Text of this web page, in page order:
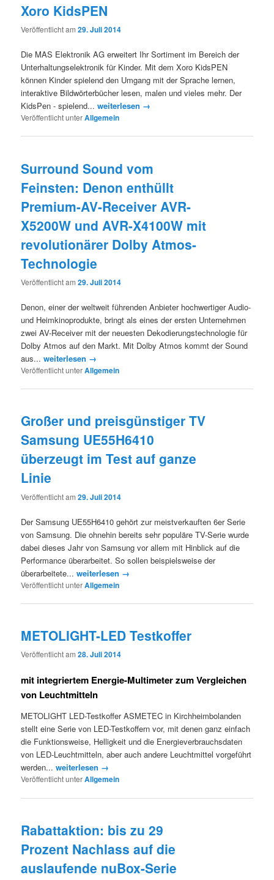
Xoro KidsPEN
Veröffentlicht am29. Juli 2014
Die MAS Elektronik AG erweitert Ihr Sortiment im Bereich der
Unterhaltungselektronik für Kinder. Mit dem Xoro KidsPEN
können Kinder spielend den Umgang mit der Sprache lernen,
interaktive Bildwörterbücher lesen, malen und vieles mehr. Der
KidsPen - spielend...weiterlesen →
Veröffentlicht unterAllgemein
Surround Sound vom
Feinsten: Denon enthüllt
Premium-AV-Receiver AVR-
X5200W und AVR-X4100W mit
revolutionärer Dolby Atmos-
Technologie
Veröffentlicht am29. Juli 2014
Denon, einer der weltweit führenden Anbieter hochwertiger Audio-
und Heimkinoprodukte, bringt als eines der ersten Unternehmen
zwei AV-Receiver mit der neuesten Dekodierungstechnologie für
Dolby Atmos auf den Markt. Mit Dolby Atmos kommt der Sound
aus...weiterlesen →
Veröffentlicht unterAllgemein
Großer und preisgünstiger TV
Samsung UE55H6410
überzeugt im Test auf ganze
Linie
Veröffentlicht am29. Juli 2014
Der Samsung UE55H6410 gehört zur meistverkauften 6er Serie
von Samsung. Die ohnehin bereits sehr populäre TV-Serie wurde
dabei dieses Jahr von Samsung vor allem mit Hinblick auf die
Performance überarbeitet. So sollen beispielsweise der
überarbeitete...weiterlesen →
Veröffentlicht unterAllgemein
METOLIGHT-LED Testkoffer
Veröffentlicht am28. Juli 2014
mit integriertem Energie-Multimeter zum Vergleichen
von Leuchtmitteln
METOLIGHT LED-Testkoffer ASMETEC in Kirchheimbolanden
stellt eine Serie von LED-Testkoffern vor, mit denen ganz einfach
die Funktionsweise, Helligkeit und die Energieverbrauchsdaten
von LED-Leuchtmitteln, aber auch andere Leuchtmittel vorgeführt
werden...weiterlesen →
Veröffentlicht unterAllgemein
Rabattaktion: bis zu 29
Prozent Nachlass auf die
auslaufende nuBox-Serie